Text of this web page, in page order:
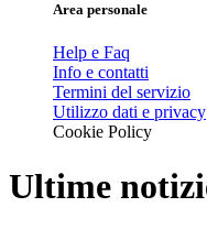
Area personale
Help e Faq
Info e contatti
Termini del servizio
Utilizzo dati e privacy
Cookie Policy
Ultime